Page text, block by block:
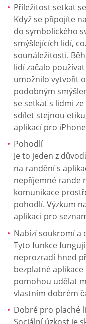
Příležitost setkat
Když se připojíte
do symbolického
smýšlejících lidí,
sounáležitosti.
lidí začalo
umožnilo vytvořit
podobným
se setkat s lidmi
sdílet stejnou
aplikací pro
Pohodlí
Je to jeden z
na randění s
nepříjemné rande
komunikace
pohodlí. Výzkum
aplikaci pro
Nabízí soukromí a
Tyto funkce
neprozradí hned
bezplatné
pomohou udělat
vlastním dobrém
Dobré pro plaché